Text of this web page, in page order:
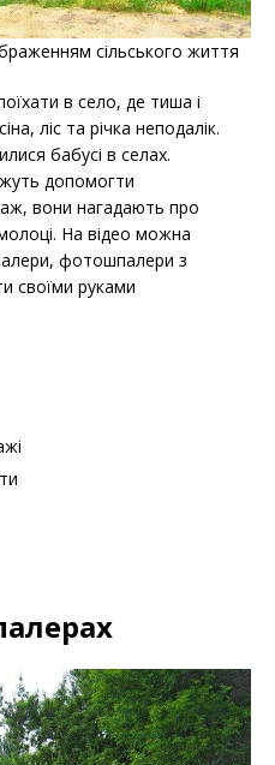
сільського життя
в село, де тиша і
ліс та річка неподалік.
бабусі в селах.
допомогти
вони нагадають про
На відео можна
фотошпалери з
своїми руками